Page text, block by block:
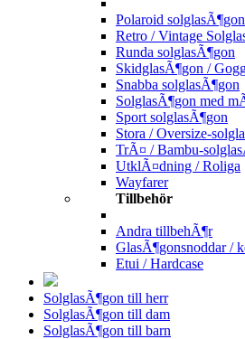
Polaroid solglasÃ¶gon
Retro / Vintage
Runda solglasÃ¶gon
SkidglasÃ¶gon /
Snabba solglasÃ¶gon
SolglasÃ¶gon med
Sport solglasÃ¶gon
Stora / Oversize-
TrÃ¤ / Bambu-
UtklÃ¤dning / Roliga
Wayfarer
Tillbehör
Andra tillbehÃ¶r
GlasÃ¶gonsnoddar /
Etui / Hardcase
SolglasÃ¶gon till herr
SolglasÃ¶gon till dam
SolglasÃ¶gon till barn